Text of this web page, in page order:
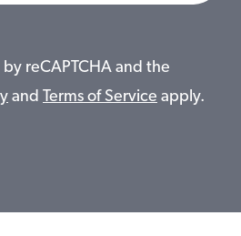
reCAPTCHA and the
and Terms of Service apply.